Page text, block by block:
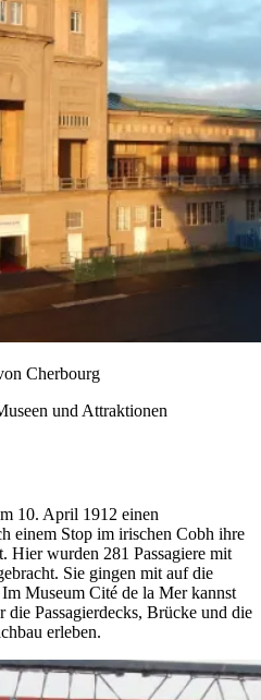
Cherbourg
und Attraktionen
10. April 1912 einen
einem Stop im irischen Cobh ihre
Hier wurden 281 Passagiere mit
Sie gingen mit auf die
Museum Cité de la Mer kannst
Passagierdecks, Brücke und die
erleben.